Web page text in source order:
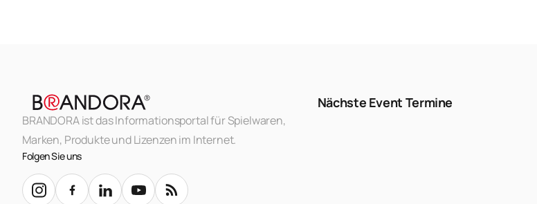
BRANDORA ist das Informationsportal für Spielwaren,
Marken, Produkte und Lizenzen im Internet.
Folgen Sie uns
Nächste Event Termine